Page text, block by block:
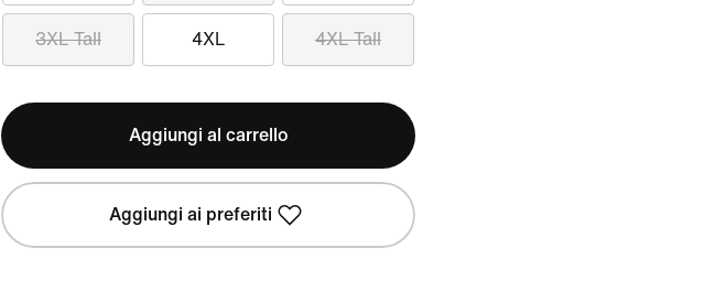
3XL Tall 4XL 4XL Tall
Aggiungi al carrello
Aggiungi ai preferiti